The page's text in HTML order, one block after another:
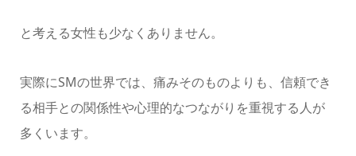
と考える女性も少なくありません。
実際にSMの世界では、痛みそのものよりも、信頼でき
る相手との関係性や心理的なつながりを重視する人が
多くいます。